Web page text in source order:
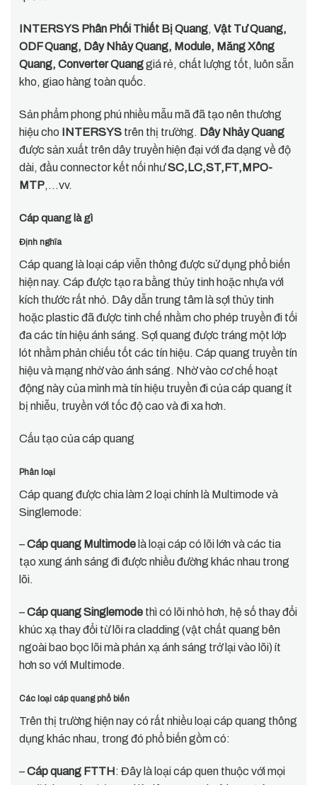
INTERSYS Phân Phối Thiết Bị Quang, Vật Tư Quang,
ODF Quang, Dây Nhảy Quang, Module, Măng Xông
Quang, Converter Quanggiá rẻ, chất lượng tốt, luôn sẵn
kho, giao hàng toàn quốc.
Sản phẩm phong phú nhiều mẫu mã đã tạo nên thương
hiệu cho INTERSYS trên thị trường. Dây Nhảy Quang
được sản xuất trên dây truyền hiện đại với đa dạng về độ
dài, đầu connector kết nối nhưSC,LC,ST,FT,MPO-
MTP,…vv.
Cáp quang là gì
Định nghĩa
Cáp quang là loại cáp viễn thông được sử dụng phổ biến
hiện nay. Cáp được tạo ra bằng thủy tinh hoặc nhựa với
kích thước rất nhỏ. Dây dẫn trung tâm là sợi thủy tinh
hoặc plastic đã được tinh chế nhằm cho phép truyền đi tối
đa các tín hiệu ánh sáng. Sợi quang được tráng một lớp
lót nhằm phản chiếu tốt các tín hiệu. Cáp quang truyền tín
hiệu và mạng nhờ vào ánh sáng. Nhờ vào cơ chế hoạt
động này của mình mà tín hiệu truyền đi của cáp quang ít
bị nhiễu, truyền với tốc độ cao và đi xa hơn.
Cấu tạo của cáp quang
Phân loại
Cáp quang được chia làm 2 loại chính là Multimode và
Singlemode:
–Cáp quang Multimode là loại cáp có lõi lớn và các tia
tạo xung ánh sáng đi được nhiều đường khác nhau trong
lõi.
–Cáp quang Singlemode thì có lõi nhỏ hơn, hệ số thay đổi
khúc xạ thay đổi từ lõi ra cladding (vật chất quang bên
ngoài bao bọc lõi mà phản xạ ánh sáng trở lại vào lõi) ít
hơn so với Multimode.
Các loại cáp quang phổ biến
Trên thị trường hiện nay có rất nhiều loại cáp quang thông
dụng khác nhau, trong đó phổ biến gồm có:
–Cáp quang FTTH: Đây là loại cáp quen thuộc với mọi